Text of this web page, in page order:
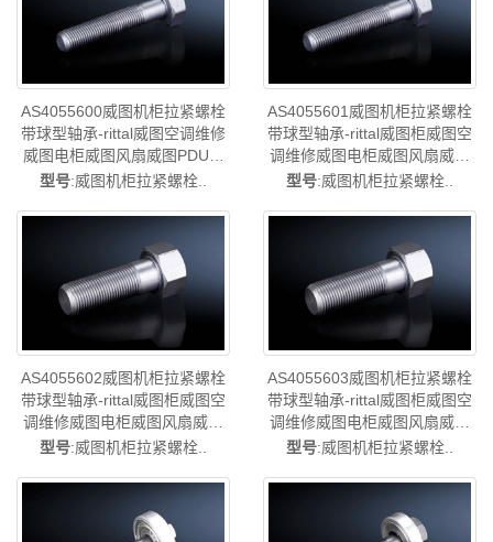
AS4055600威图机柜拉紧螺栓
带球型轴承-rittal威图空调维修
威图电柜威图风扇威图PDU威
图配件威图售后AS4055.600
型号:威图机柜拉紧螺栓..
AS4055601威图机柜拉紧螺栓
带球型轴承-rittal威图柜威图空
调维修威图电柜威图风扇威图
PDU威图配件威图售后
型号:威图机柜拉紧螺栓..
AS4055602威图机柜拉紧螺栓
带球型轴承-rittal威图柜威图空
调维修威图电柜威图风扇威图
PDU威图配件威图售后
型号:威图机柜拉紧螺栓..
AS4055603威图机柜拉紧螺栓
带球型轴承-rittal威图柜威图空
调维修威图电柜威图风扇威图
PDU威图配件威图售后
型号:威图机柜拉紧螺栓..